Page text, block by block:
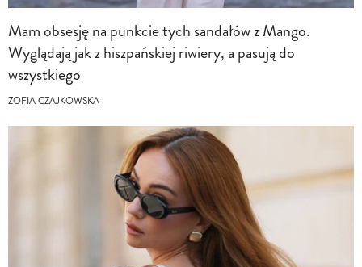
Mam obsesję na punkcie tych sandałów z Mango.
Wyglądają jak z hiszpańskiej riwiery, a pasują do
wszystkiego
ZOFIA CZAJKOWSKA